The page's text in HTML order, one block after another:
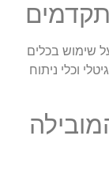
שימוש בכלים
וכלי ניתוח